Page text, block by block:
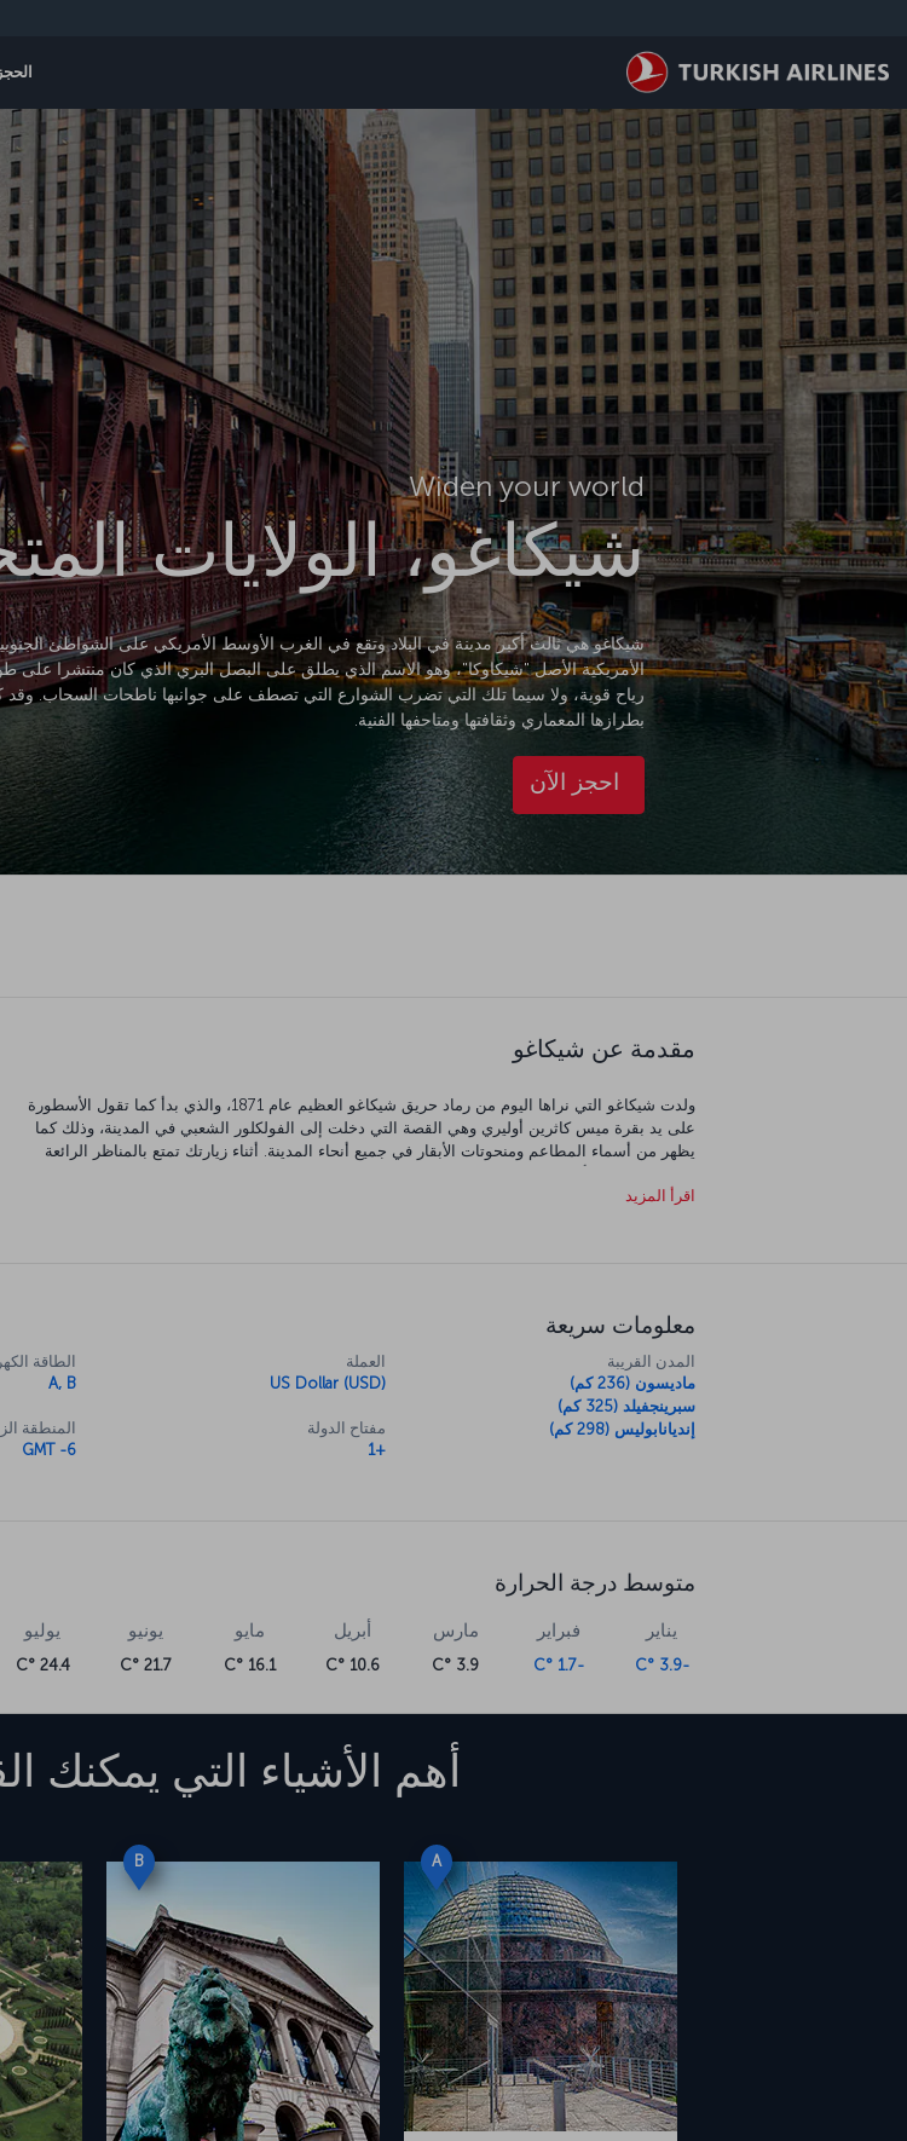
Widen your world
شيكاغو، الولايات
شيكاغو هي ثالث أكبر مدينة في البلاد وتقع في الغرب الأوسط الأمريكي على الشواطئ
الأمريكية الأصل "شيكاوكا"، وهو الاسم الذي يطلق على البصل البري الذي كان منتشرا على
رياح قوية، ولا سيما تلك التي تضرب الشوارع التي تصطف على جوانبها ناطحات السحاب.
بطرازها المعماري وثقافتها ومتاحفها الفنية.
احجز الآن
مقدمة عن شيكاغو
ولدت شيكاغو التي نراها اليوم من رماد حريق شيكاغو العظيم عام 1871، والذي بدأ كما تقول الأسطورة
على يد بقرة ميس كاثرين أوليري وهي القصة التي دخلت إلى الفولكلور الشعبي في المدينة، وذلك كما
يظهر من أسماء المطاعم ومنحوتات الأبقار في جميع أنحاء المدينة. أثناء زيارتك تمتع بالمناظر الرائعة
برج ويليس وتنظر من خلال منصة المراقبة الزجاجية، كما سيأسرك الفن الذي تفخر به الحديقة الألفية.
اقرأ المزيد
معلومات سريعة
المدن القريبة
ماديسون (236 كم)
سبرينجفيلد (325 كم)
إنديانابوليس (298 كم)
العملة
US Dollar (USD)
مفتاح الدولة
+1
الطاقة
A, B
المنطقة
GMT -6
متوسط درجة الحرارة
يناير
-3.9 °C
فبراير
-1.7 °C
مارس
3.9 °C
أبريل
10.6 °C
مايو
16.1 °C
يونيو
21.7 °C
يوليو
24.4 °C
أهم الأشياء التي يمكنك
A
B